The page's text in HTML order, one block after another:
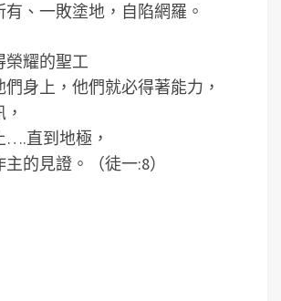
、一敗塗地，自陷網羅。
榮耀的聖工
身上，他們就必得著能力，
….直到地極，
的見證。（徒一:8）